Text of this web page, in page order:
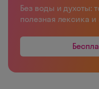
Без воды и духоты:
полезная лексика